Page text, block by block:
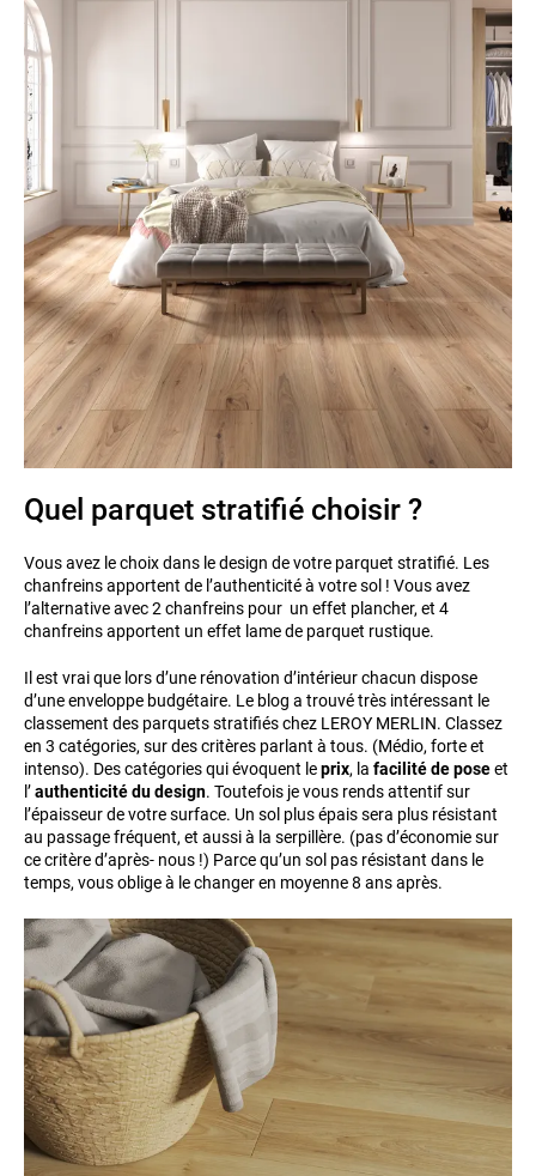
Quel parquet stratifié choisir ?
Vous avez le choix dans le design de votre parquet stratifié. Les
chanfreins apportent de l’authenticité à votre sol ! Vous avez
l’alternative avec 2 chanfreins pour un effet plancher, et 4
chanfreins apportent un effet lame de parquet rustique.
Il est vrai que lors d’une rénovation d’intérieur chacun dispose
d’une enveloppe budgétaire. Le blog a trouvé très intéressant le
classement des parquets stratifiés chez LEROY MERLIN. Classez
en 3 catégories, sur des critères parlant à tous. (Médio, forte et
intenso). Des catégories qui évoquent leprix, la facilité de poseet
l’authenticité du design. Toutefois je vous rends attentif sur
l’épaisseur de votre surface. Un sol plus épais sera plus résistant
au passage fréquent, et aussi à la serpillère. (pas d’économie sur
ce critère d’après- nous !) Parce qu’un sol pas résistant dans le
temps, vous oblige à le changer en moyenne 8 ans après.